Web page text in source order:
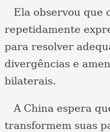
Ela observou que
repetidamente
para resolver
divergências e
bilaterais.
A China espera
transformem suas